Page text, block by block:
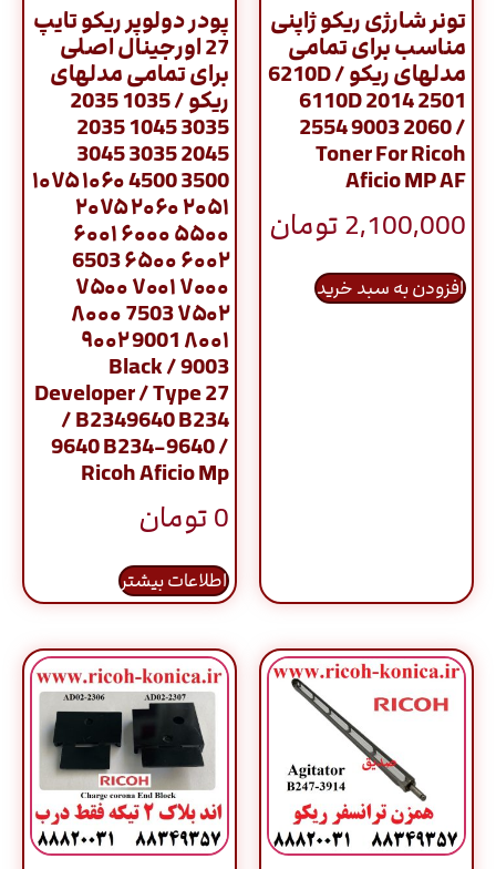
تونر شارژی ریکو ژاپنی
مناسب برای تمامی
مدلهای ریکو / 6210D
6110D 2014 2501
2554 9003 2060 /
Toner For Ricoh
Aficio MP AF
2,100,000تومان
افزودن به سبد خرید
پودر دولوپر ریکو تایپ
27 اورجینال اصلی
برای تمامی مدلهای
ریکو / 1035 2035
3035 1045 2035
2045 3035 3045
3500 4500 ۱۰۶۰ ۱۰۷۵
۲۰۵۱ ۲۰۶۰ ۲۰۷۵
۵۵۰۰ ۶۰۰۰ ۶۰۰۱
۶۰۰۲ ۶۵۰۰ 6503
۷۰۰۰ ۷۰۰۱ ۷۵۰۰
۷۵۰۲ 7503 ۸۰۰۰
۸۰۰۱ 9001 ۹۰۰۲
9003 / Black
Developer / Type 27
/ B2349640 B234
9640 B234-9640 /
Ricoh Aficio Mp
0تومان
اطلاعات بیشتر